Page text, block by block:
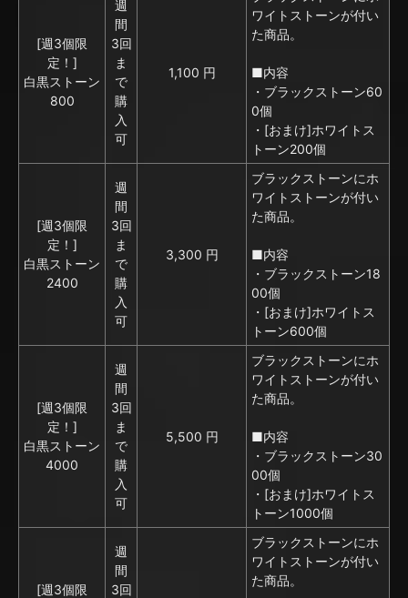
[週3個限
定！]
白黒ストーン
800
週
間
3回
ま
で
購
入
可
1,100 円
ワイトストーンが付い
た商品。
■内容
・ブラックストーン60
0個
・[おまけ]ホワイトス
トーン200個
[週3個限
定！]
白黒ストーン
2400
週
間
3回
ま
で
購
入
可
3,300 円
ブラックストーンにホ
ワイトストーンが付い
た商品。
■内容
・ブラックストーン18
00個
・[おまけ]ホワイトス
トーン600個
[週3個限
定！]
白黒ストーン
4000
週
間
3回
ま
で
購
入
可
5,500 円
ブラックストーンにホ
ワイトストーンが付い
た商品。
■内容
・ブラックストーン30
00個
・[おまけ]ホワイトス
トーン1000個
[週3個限
週
間
3回
ブラックストーンにホ
ワイトストーンが付い
た商品。